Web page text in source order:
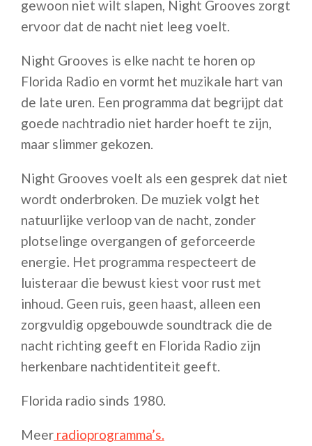
gewoon niet wilt slapen, Night Grooves zorgt
ervoor dat de nacht niet leeg voelt.
Night Grooves is elke nacht te horen op
Florida Radio en vormt het muzikale hart van
de late uren. Een programma dat begrijpt dat
goede nachtradio niet harder hoeft te zijn,
maar slimmer gekozen.
Night Grooves voelt als een gesprek dat niet
wordt onderbroken. De muziek volgt het
natuurlijke verloop van de nacht, zonder
plotselinge overgangen of geforceerde
energie. Het programma respecteert de
luisteraar die bewust kiest voor rust met
inhoud. Geen ruis, geen haast, alleen een
zorgvuldig opgebouwde soundtrack die de
nacht richting geeft en Florida Radio zijn
herkenbare nachtidentiteit geeft.
Florida radio sinds 1980.
Meer radioprogramma’s.